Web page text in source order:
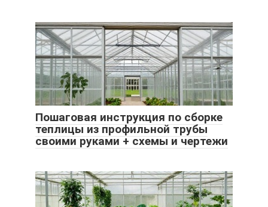
Пошаговая инструкция по сборке
теплицы из профильной трубы
своими руками + схемы и чертежи